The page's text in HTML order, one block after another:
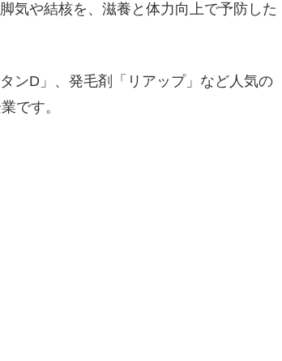
気や結核を、滋養と体力向上で予防した
ンD」、発毛剤「リアップ」など人気の
です。